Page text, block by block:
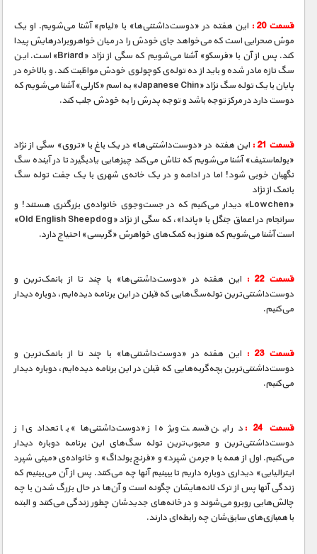
قسمت 20 :
این هفته در «دوست‌داشتنی‌ها» با «لیام» آشنا می‌شویم. او یک
موش صحرایی است که می‌خواهد جای خودش را در میان خواهروبرادرهایش پیدا
کند. پس از آن با «فرسکو» آشنا می‌شویم که سگی از نژاد «Briard» است. این
سگ تازه مادر شده و باید از ده توله‌ی کوچولوی خودش مواظبت کند. و بالاخره در
پایان با یک توله سگ نژاد «Japanese Chin» به اسم «کارلی» آشنا می‌شویم که
دوست دارد در مرکز توجه باشد و توجه پدرش را به خودش جلب کند.
قسمت 21 :
این هفته در «دوست‌داشتنی‌ها» در یک باغ با «تروی» سگی از نژاد
«بولماستیف» آشنا می‌شویم که تلاش می‌کند چیزهایی یادبگیرد تا در آینده سگ
نگهبان خوبی شود! اما در ادامه و در یک خانه‌ی شهری با یک جفت توله سگ
بانمک از نژاد
«Lowchen» دیدار می‌کنیم که در جست‌و‌جوی خانواده‌ی بزرگتری هستند! و
سرانجام در اعماق جنگل با «پاندا»، که سگی از نژاد «Old English Sheepdog»
است آشنا می‌شویم که هنوز به کمک‌های خواهرش «گریسی» احتیاج دارد.
قسمت 22 :
این هفته در «دوست‌داشتنی‌ها» با چند تا از بانمک‌ترین و
‌دوست‌داشتنی‌ترین توله‌سگ‌هایی که قبلن در این برنامه دیده‌ایم، دوباره دیدار
می‌کنیم.
قسمت 23 :
این هفته در «دوست‌داشتنی‌ها» با چند تا از بانمک‌ترین و
‌دوست‌داشتنی‌ترین بچه‌گربه‌هایی که قبلن در این برنامه دیده‌ایم، دوباره دیدار
می‌کنیم.
قسمت 24 :
در این قسمت ویژه از «دوست‌داشتنی‌ها» با تعدادی از
دوست‌داشتنی‌ترین و محبوب‌ترین توله سگ‌های این برنامه دوباره دیدار
می‌کنیم. اول از همه با «جرمن شپرد» و «فرنچ بولداگ» و خانواده‌ی «مینی شپرد
ایترالیایی» دیداری دوباره داریم تا ببینیم آنها چه می‌کنند. پس از آن می‌بینیم که
زندگی آنها پس از ترک لانه‌هایشان چگونه است و آن‌ها در حال بزرگ شدن با چه
چالش‌هایی روبرو می‌شوند و در خانه‌های جدیدشان چطور زندگی می‌کنند و البته
با همبازی‌های سابق‌شان چه رابطه‌ای دارند.